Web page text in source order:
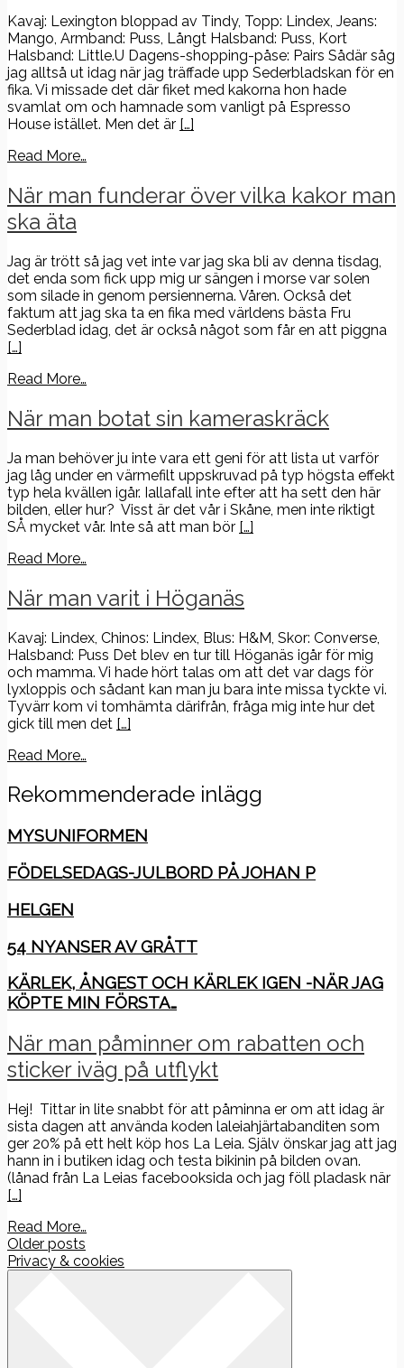
Kavaj: Lexington bloppad av Tindy, Topp: Lindex, Jeans:
Mango, Armband: Puss, Långt Halsband: Puss, Kort
Halsband: Little.U Dagens-shopping-påse: Pairs Sådär såg
jag alltså ut idag när jag träffade upp Sederbladskan för en
fika. Vi missade det där fiket med kakorna hon hade
svamlat om och hamnade som vanligt på Espresso
House istället. Men det är […]
Read More…
När man funderar över vilka kakor man
ska äta
Jag är trött så jag vet inte var jag ska bli av denna tisdag,
det enda som fick upp mig ur sängen i morse var solen
som silade in genom persiennerna. Våren. Också det
faktum att jag ska ta en fika med världens bästa Fru
Sederblad idag, det är också något som får en att piggna
[…]
Read More…
När man botat sin kameraskräck
Ja man behöver ju inte vara ett geni för att lista ut varför
jag låg under en värmefilt uppskruvad på typ högsta effekt
typ hela kvällen igår. Iallafall inte efter att ha sett den här
bilden, eller hur? Visst är det vår i Skåne, men inte riktigt
SÅ mycket vår. Inte så att man bör […]
Read More…
När man varit i Höganäs
Kavaj: Lindex, Chinos: Lindex, Blus: H&M, Skor: Converse,
Halsband: Puss Det blev en tur till Höganäs igår för mig
och mamma. Vi hade hört talas om att det var dags för
lyxloppis och sådant kan man ju bara inte missa tyckte vi.
Tyvärr kom vi tomhämta därifrån, fråga mig inte hur det
gick till men det […]
Read More…
Rekommenderade inlägg
MYSUNIFORMEN
FÖDELSEDAGS-JULBORD PÅ JOHAN P
HELGEN
54 NYANSER AV GRÅTT
KÄRLEK, ÅNGEST OCH KÄRLEK IGEN -NÄR JAG
KÖPTE MIN FÖRSTA…
När man påminner om rabatten och
sticker iväg på utflykt
Hej! Tittar in lite snabbt för att påminna er om att idag är
sista dagen att använda koden laleiahjärtabanditen som
ger 20% på ett helt köp hos La Leia. Själv önskar jag att jag
hann in i butiken idag och testa bikinin på bilden ovan.
(lånad från La Leias facebooksida och jag föll pladask när
[…]
Read More…
Posts
navigation
Older posts
Privacy & cookies